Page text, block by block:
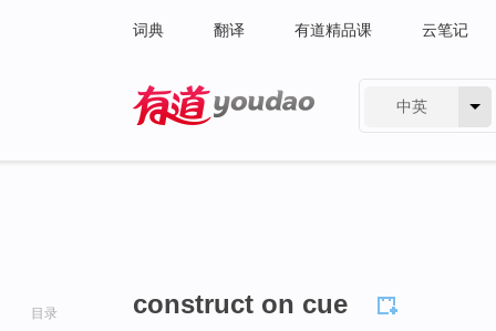
词典 翻译 有道精品课 云笔记
中英
目录 construct on cue